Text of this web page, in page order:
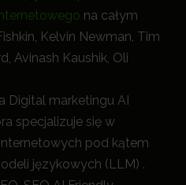
na całym
Kelvin Newman, Tim
Avinash Kaushik, Oli
Digital marketingu AI
specjalizuje się w
pod kątem
językowych (LLM) .